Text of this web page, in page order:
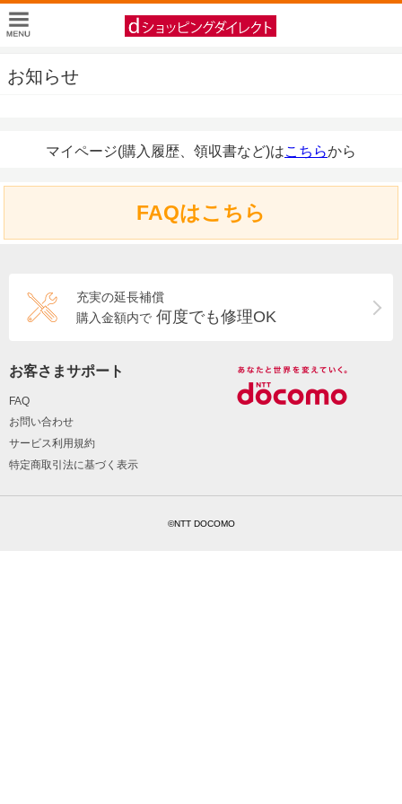
お知らせ
マイページ(購入履歴、領収書など)はこちらから
FAQはこちら
充実の延長補償
購入金額内で 何度でも修理OK
お客さまサポート
FAQ
お問い合わせ
サービス利用規約
特定商取引法に基づく表示
©NTT DOCOMO